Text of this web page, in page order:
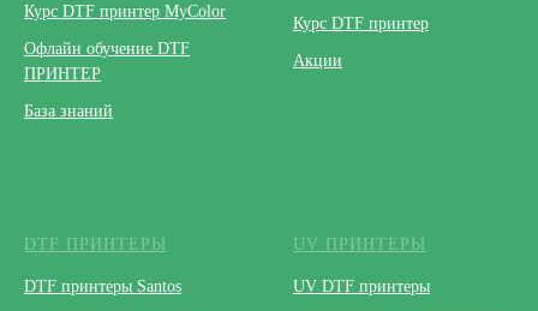
Курс DTF принтер MyColor
Офлайн обучение DTF
ПРИНТЕР
База знаний
Курс DTF принтер
Акции
DTF ПРИНТЕРЫ
DTF принтеры Santos
UV ПРИНТЕРЫ
UV DTF принтеры